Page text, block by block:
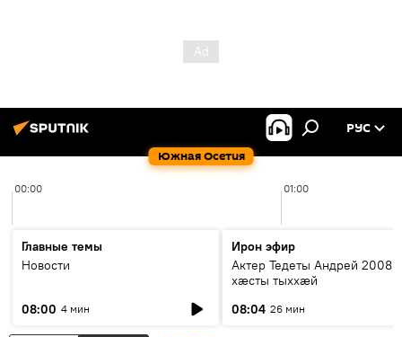
Южная Осетия
РУС
00:00 01:00
Главные темы
Новости
08:00 4 мин
Ирон эфир
Актер Тедеты Андрей 2008
хæсты тыххæй
08:04 26 мин